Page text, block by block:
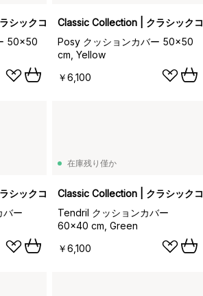
シックコレクション
50x50
Classic Collection | クラシック
Posy クッションカバー 50x50
cm, Yellow
￥6,100
シックコレクション
バー
在庫残り僅か
Classic Collection | クラシック
Tendril クッションカバー
60x40 cm, Green
￥6,100